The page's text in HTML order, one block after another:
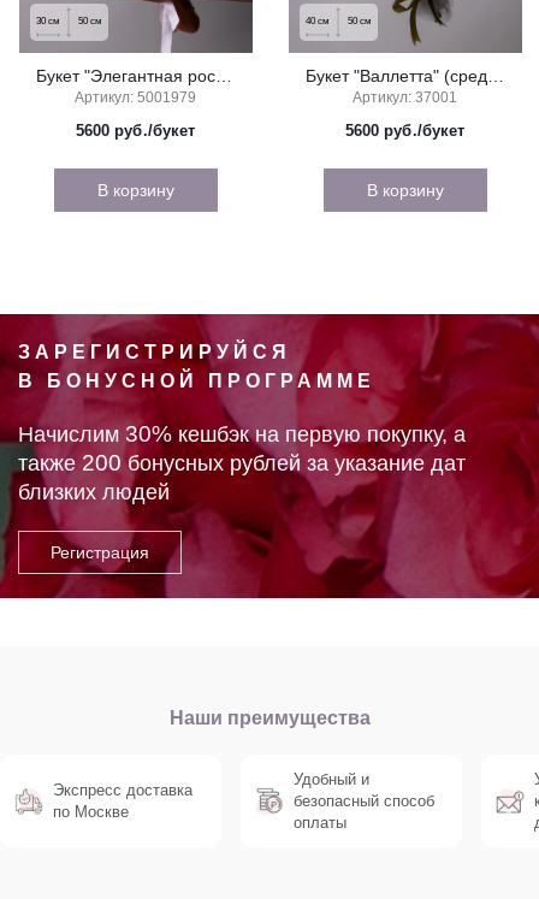
30 см 50 см
Артикул: 5001979
5600 руб./букет
В корзину
40 см 50 см
Артикул: 37001
5600 руб./букет
В корзину
ЗАРЕГИСТРИРУЙСЯ
В БОНУСНОЙ ПРОГРАММЕ
Начислим 30% кешбэк на первую покупку, а
также 200 бонусных рублей за указание дат
близких людей
Наши преимущества
Экспресс доставка
по Москве
Удобный и
безопасный способ
оплаты